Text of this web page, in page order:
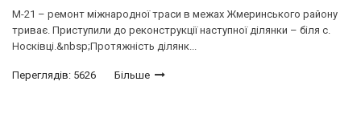
М-21 – ремонт міжнародної траси в межах Жмеринського району
триває. Приступили до реконструкції наступної ділянки – біля с.
Носківці.&nbsp;Протяжність ділянк...
Переглядів: 5626 Більше